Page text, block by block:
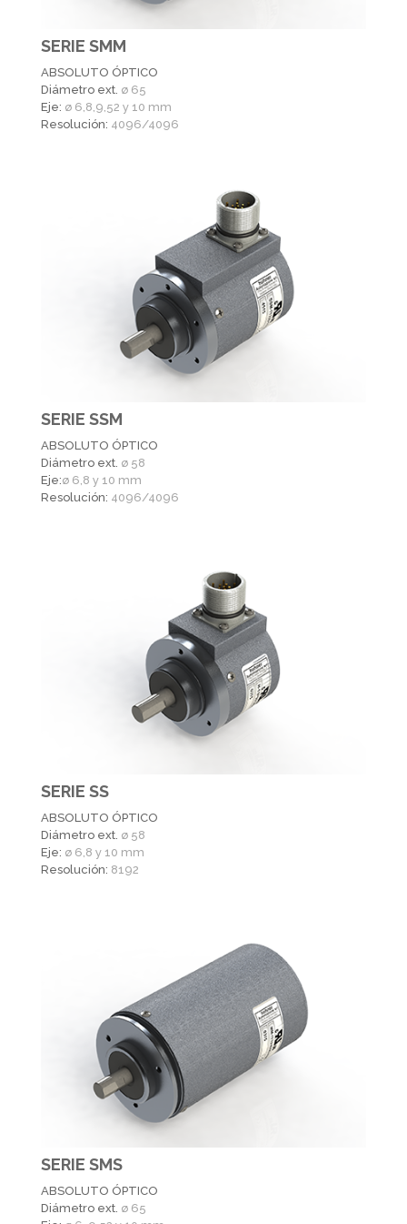
SERIE SMM
ABSOLUTO ÓPTICO
Diámetro ext. ø 65
Eje: ø 6,8,9,52 y 10 mm
Resolución: 4096/4096
SERIE SSM
ABSOLUTO ÓPTICO
Diámetro ext. ø 58
Eje:ø 6,8 y 10 mm
Resolución: 4096/4096
SERIE SS
ABSOLUTO ÓPTICO
Diámetro ext. ø 58
Eje: ø 6,8 y 10 mm
Resolución: 8192
SERIE SMS
ABSOLUTO ÓPTICO
Diámetro ext. ø 65